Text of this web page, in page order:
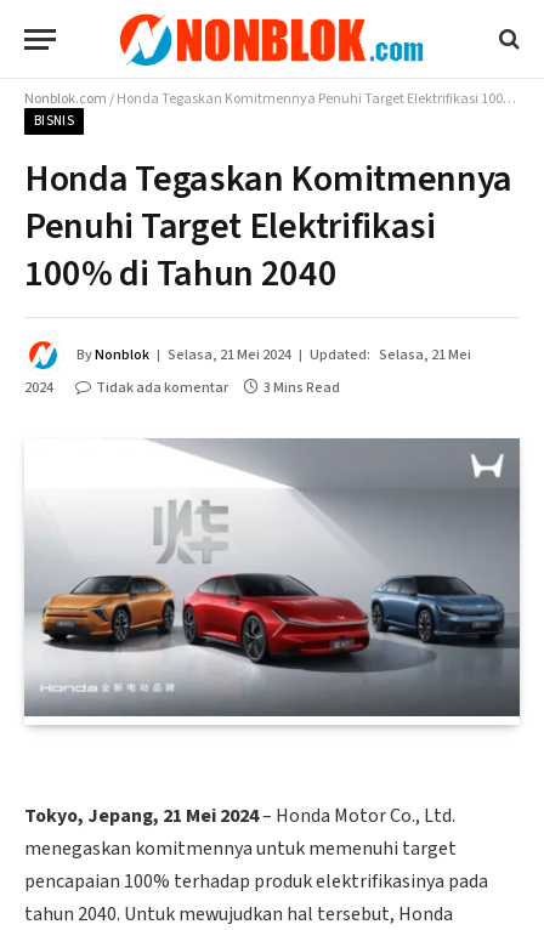
Nonblok.com/Honda Tegaskan Komitmennya Penuhi Target Elektrifikasi 100% di Tahun 2040
BISNIS
Honda Tegaskan Komitmennya
Penuhi Target Elektrifikasi
100% di Tahun 2040
ByNonblok Selasa, 21 Mei 2024 Updated: Selasa, 21 Mei
2024
Tidak ada komentar 3 Mins Read
Tokyo, Jepang, 21 Mei 2024– Honda Motor Co., Ltd.
menegaskan komitmennya untuk memenuhi target
pencapaian 100% terhadap produk elektrifikasinya pada
tahun 2040. Untuk mewujudkan hal tersebut, Honda